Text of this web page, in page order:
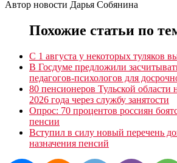
Автор новости Дарья Собянина
Похожие статьи по
С 1 августа у некоторых туляков
В Госдуме предложили
педагогов‑психологов для
80 пенсионеров Тульской области
2026 года через службу занятости
Опрос: 70 процентов россиян
пенсии
Вступил в силу новый перечень
назначения пенсий